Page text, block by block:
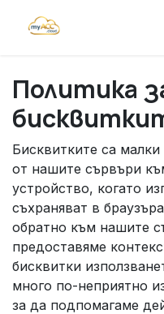
Политика
Бисквитките са
от нашите сървъри
устройство, когато
съхраняват в
обратно към нашите
предоставяме
бисквитки
много по-неприятно
за да подпомагаме